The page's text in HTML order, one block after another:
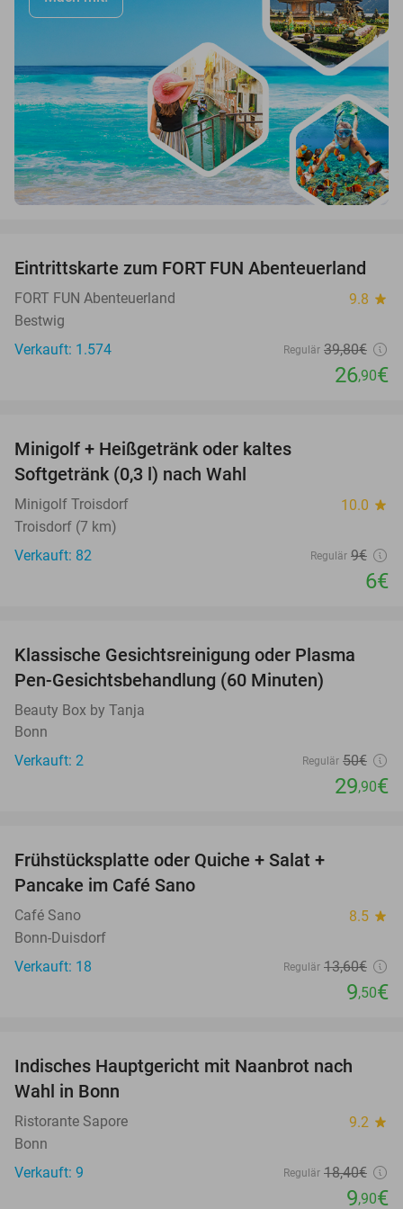
32%
Eintrittskarte zum FORT FUN Abenteuerland
FORT FUN Abenteuerland 9.8 star
Bestwig
Verkauft: 1.574
Regulär 39,80€
26,90€
Minigolf + Heißgetränk oder kaltes
Softgetränk (0,3 l) nach Wahl
Minigolf Troisdorf 10.0 star
Troisdorf (7 km)
Verkauft: 82
Regulär 9€
6€
40%
Klassische Gesichtsreinigung oder Plasma
Pen-Gesichtsbehandlung (60 Minuten)
Beauty Box by Tanja
Bonn
Verkauft: 2
Regulär 50€
29,90€
Frühstücksplatte oder Quiche + Salat +
Pancake im Café Sano
Café Sano 8.5 star
Bonn-Duisdorf
Verkauft: 18
Regulär 13,60€
9,50€
46%
Indisches Hauptgericht mit Naanbrot nach
Wahl in Bonn
Ristorante Sapore 9.2 star
Bonn
Verkauft: 9
Regulär 18,40€
9,90€